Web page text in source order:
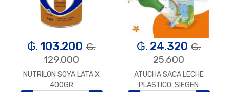
₲. 103.200 ₲.
129.000
NUTRILON SOYA LATA X
400GR
₲. 24.320 ₲.
25.600
ATUCHA SACA LECHE
PLASTICO. SIEGEN